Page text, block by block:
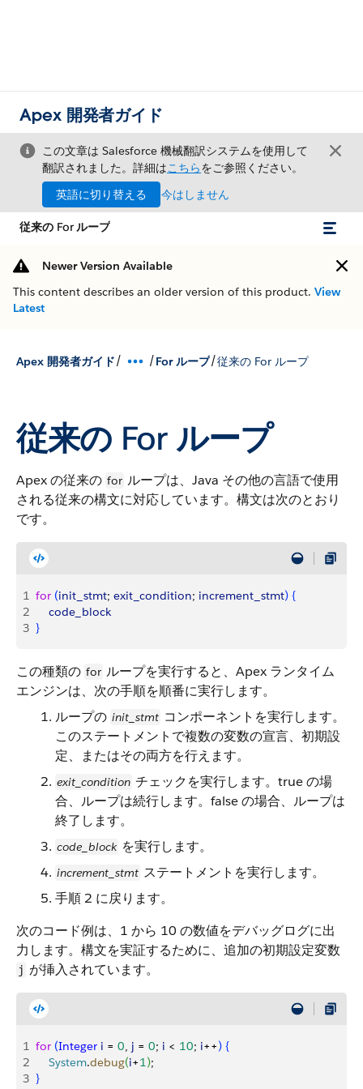
Apex 開発者ガイド
この文章は Salesforce 機械翻訳システムを使用して
翻訳されました。詳細はこちらをご参照ください。
英語に切り替える
今はしません
従来の For ループ
Newer Version Available
This content describes an older version of this product. View
Latest
Apex 開発者ガイド/ /For ループ/従来の For ループ
従来の For ループ
Apex の従来の for ループは、Java その他の言語で使用
される従来の構文に対応しています。構文は次のとおり
です。
1 for (init_stmt; exit_condition; increment_stmt) {
2
    code_block
3 }
この種類の for ループを実行すると、Apex ランタイム
エンジンは、次の手順を順番に実行します。
ループの init_stmt コンポーネントを実行します。
このステートメントで複数の変数の宣言、初期設
定、またはその両方を行えます。
exit_condition チェックを実行します。true の場
合、ループは続行します。false の場合、ループは
終了します。
code_block を実行します。
increment_stmt ステートメントを実行します。
手順 2 に戻ります。
次のコード例は、1 から 10 の数値をデバッグログに出
力します。構文を実証するために、追加の初期設定変数
j が挿入されています。
1 for (Integer i = 0, j = 0; i < 10; i++) {
2
    System
.debug(i+1);
3 }